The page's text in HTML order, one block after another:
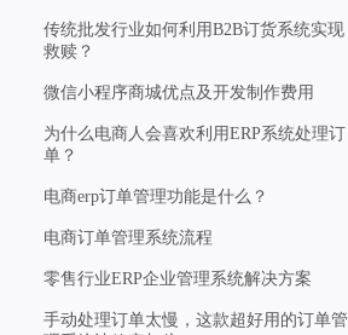
传统批发行业如何利用B2B订货系统实现
救赎？
微信小程序商城优点及开发制作费用
为什么电商人会喜欢利用ERP系统处理订
单？
电商erp订单管理功能是什么？
电商订单管理系统流程
零售行业ERP企业管理系统解决方案
手动处理订单太慢，这款超好用的订单管